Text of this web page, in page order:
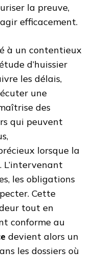
la preuve,
efficacement.
à un contentieux
d’huissier
les délais,
une
des
qui peuvent
lorsque la
les obligations
Cette
tout en
conforme au
devient alors un
les dossiers où